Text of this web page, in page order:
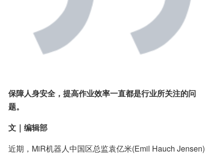
保障人身安全，提高作业效率一直都是行业所关注的问
题。
文｜编辑部
近期，MiR机器人中国区总监袁亿米(Emil Hauch Jensen)